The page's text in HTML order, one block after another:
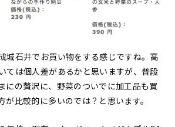
城石井でお買い物をする感じですね。高
ては個人差があるかと思いますが、普段
にの贅沢に、野菜のついでに加工品も買
が比較的に多いのでは？と思います。